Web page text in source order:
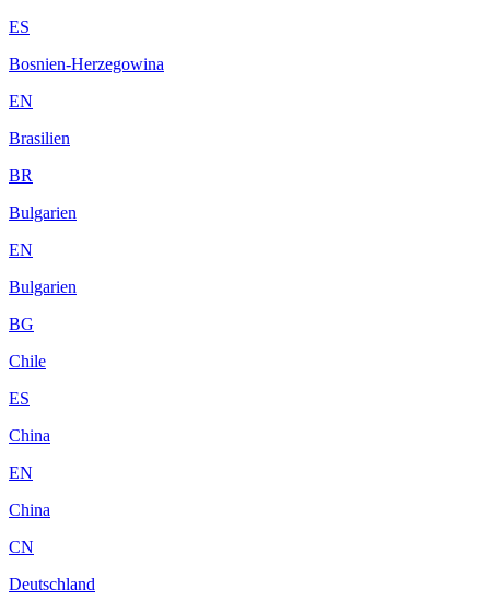
ES
Bosnien-Herzegowina
EN
Brasilien
BR
Bulgarien
EN
Bulgarien
BG
Chile
ES
China
EN
China
CN
Deutschland